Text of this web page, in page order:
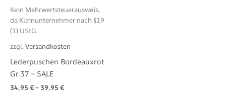
Kein Mehrwertsteuerausweis,
da Kleinunternehmer nach §19
(1) UStG.
zzgl.Versandkosten
Lederpuschen Bordeauxrot
Gr.37 – SALE
34,95 €– 39,95 €
Optionen